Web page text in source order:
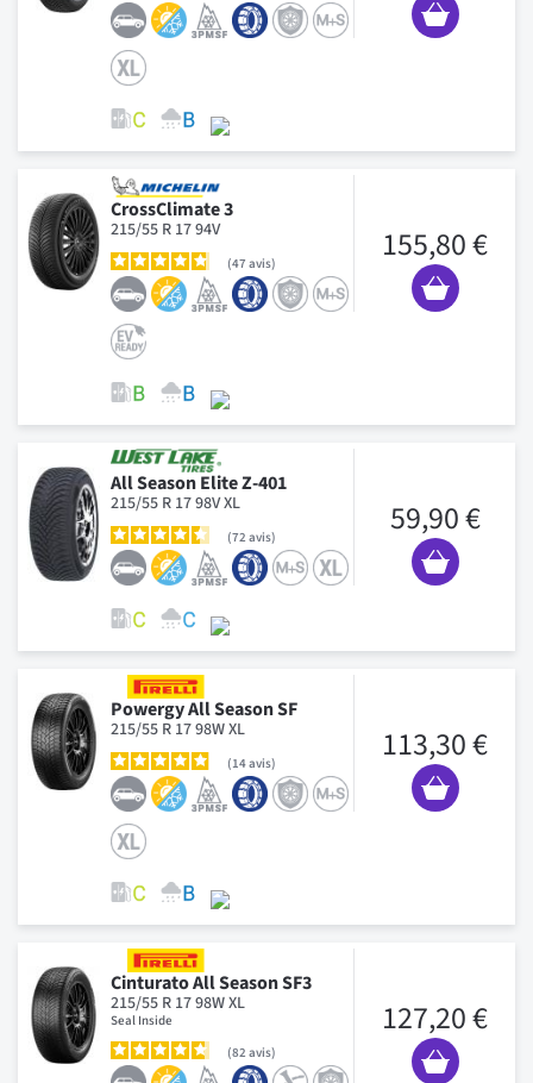
CrossClimate 3
215/55 R 17 94V
47 avis 155,80 €
All Season Elite Z-401
215/55 R 17 98V XL
72 avis 59,90 €
Powergy All Season SF
215/55 R 17 98W XL
14avis 113,30 €
Cinturato All Season SF3
215/55 R 17 98W XL
Seal Inside
82 avis
127,20 €